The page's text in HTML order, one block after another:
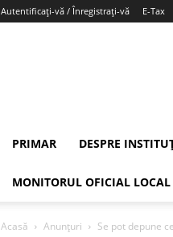
Autentificați-vă / Înregistrați-vă E-Tax
PRIMAR DESPRE
MONITORUL OFICIAL LOCAL
Acasă Anunțuri Se pot depune